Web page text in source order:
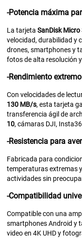
-Potencia máxima
La tarjeta SanDisk Micro
velocidad, durabilidad y
drones, smartphones y
fotos de alta resolución
-Rendimiento
Con velocidades de
130 MB/s, esta tarjeta
transferencia ágil de
10, cámaras DJI,
-Resistencia para
Fabricada para
temperaturas extremas
actividades sin
-Compatibilidad
Compatible con una
smartphones Android y
video en 4K UHD y